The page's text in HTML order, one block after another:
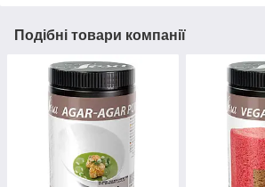
Подібні товари компанії